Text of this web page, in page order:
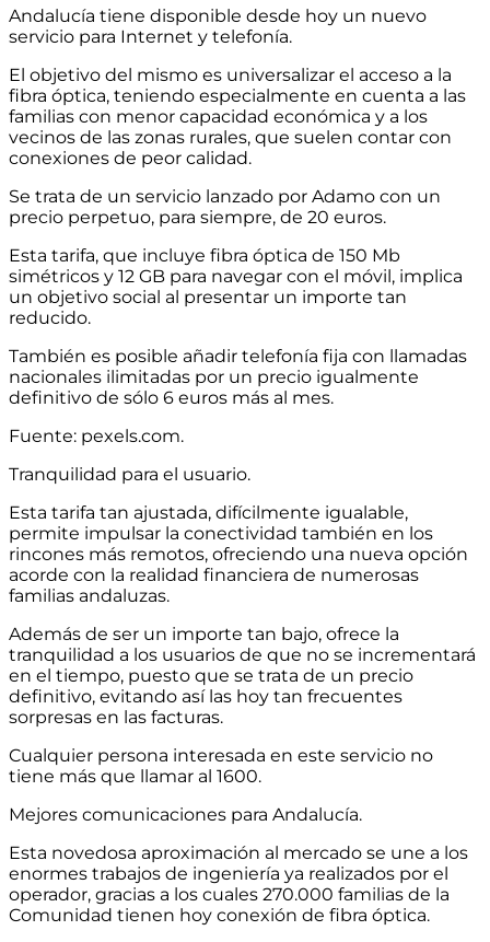
Andalucía tiene disponible desde hoy un nuevo
servicio para Internet y telefonía.
El objetivo del mismo es universalizar el acceso a la
fibra óptica, teniendo especialmente en cuenta a las
familias con menor capacidad económica y a los
vecinos de las zonas rurales, que suelen contar con
conexiones de peor calidad.
Se trata de un servicio lanzado por Adamo con un
precio perpetuo, para siempre, de 20 euros.
Esta tarifa, que incluye fibra óptica de 150 Mb
simétricos y 12 GB para navegar con el móvil, implica
un objetivo social al presentar un importe tan
reducido.
También es posible añadir telefonía fija con llamadas
nacionales ilimitadas por un precio igualmente
definitivo de sólo 6 euros más al mes.
Fuente: pexels.com.
Tranquilidad para el usuario.
Esta tarifa tan ajustada, difícilmente igualable,
permite impulsar la conectividad también en los
rincones más remotos, ofreciendo una nueva opción
acorde con la realidad financiera de numerosas
familias andaluzas.
Además de ser un importe tan bajo, ofrece la
tranquilidad a los usuarios de que no se incrementará
en el tiempo, puesto que se trata de un precio
definitivo, evitando así las hoy tan frecuentes
sorpresas en las facturas.
Cualquier persona interesada en este servicio no
tiene más que llamar al 1600.
Mejores comunicaciones para Andalucía.
Esta novedosa aproximación al mercado se une a los
enormes trabajos de ingeniería ya realizados por el
operador, gracias a los cuales 270.000 familias de la
Comunidad tienen hoy conexión de fibra óptica.